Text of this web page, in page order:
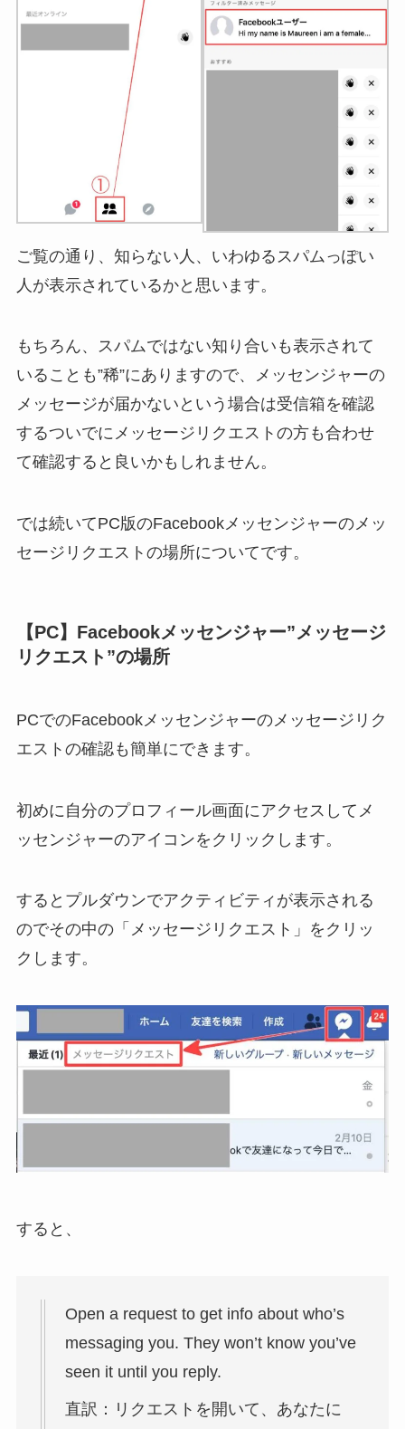
ご覧の通り、知らない人、いわゆるスパムっぽい
人が表示されているかと思います。
もちろん、スパムではない知り合いも表示されて
いることも”稀”にありますので、
メッセンジャーの
メッセージが届かないという場合は受信箱を確認
するついでにメッセージリクエストの方も合わせ
て確認すると良いかもしれません。
では続いてPC版のFacebookメッセンジャーのメッ
セージリクエストの場所についてです。
【PC】Facebookメッセンジャー”メッセージ
リクエスト”の場所
PCでのFacebookメッセンジャーのメッセージリク
エストの確認も簡単にできます。
初めに自分のプロフィール画面にアクセスしてメ
ッセンジャーのアイコンをクリックします。
するとプルダウンでアクティビティが表示される
のでその中の「メッセージリクエスト」をクリッ
クします。
すると、
Open a request to get info about who’s
messaging you. They won’t know you’ve
seen it until you reply.
直訳： リクエストを開いて、あなたに